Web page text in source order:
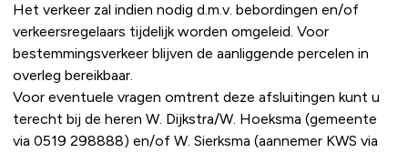
Het verkeer zal indien nodig d.m.v. bebordingen en/of
verkeersregelaars tijdelijk worden omgeleid. Voor
bestemmingsverkeer blijven de aanliggende percelen in
overleg bereikbaar.
Voor eventuele vragen omtrent deze afsluitingen kunt u
terecht bij de heren W. Dijkstra/W. Hoeksma (gemeente
via 0519 298888) en/of W. Sierksma (aannemer KWS via